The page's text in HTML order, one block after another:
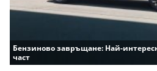
Бензиново завръщане: Най-
част